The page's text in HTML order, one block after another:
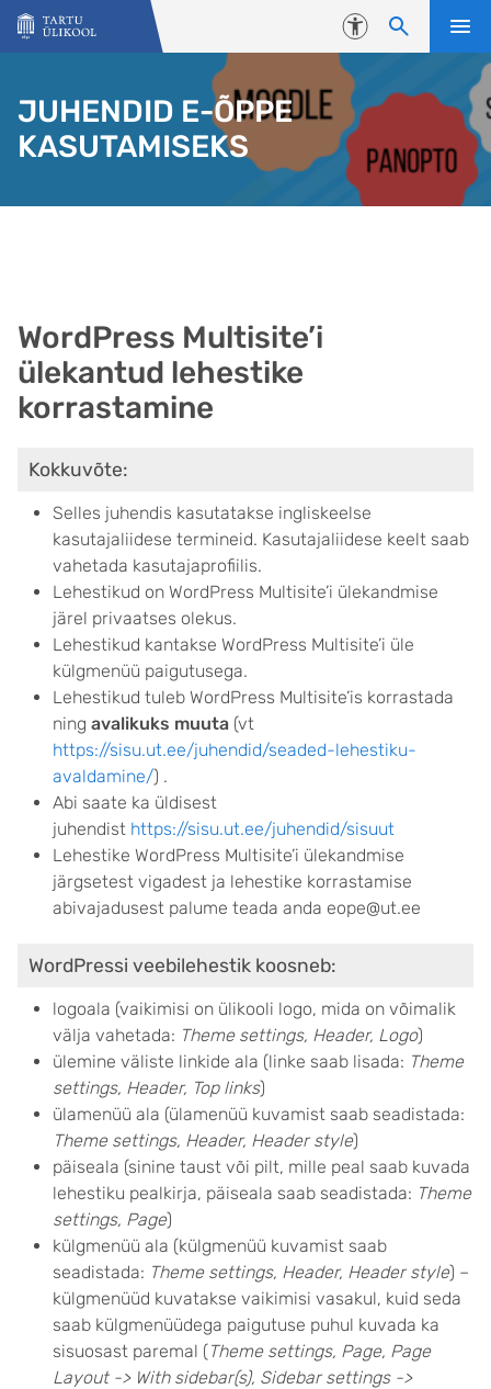
Liigu edasi põhisisu juurde
Juurdepääsetavus
JUHENDID E-ÕPPE
KASUTAMISEKS
WordPress Multisite’i
ülekantud lehestike
korrastamine
Kokkuvõte:
Selles juhendis kasutatakse ingliskeelse
kasutajaliidese termineid. Kasutajaliidese keelt saab
vahetada kasutajaprofiilis.
Lehestikud on WordPress Multisite’i ülekandmise
järel privaatses olekus.
Lehestikud kantakse WordPress Multisite’i üle
külgmenüü paigutusega.
Lehestikud tuleb WordPress Multisite’is korrastada
ning avalikuks muuta (vt
https://sisu.ut.ee/juhendid/seaded-lehestiku-
avaldamine/) .
Abi saate ka üldisest
juhendist https://sisu.ut.ee/juhendid/sisuut
Lehestike WordPress Multisite’i ülekandmise
järgsetest vigadest ja lehestike korrastamise
abivajadusest palume teada anda eope@ut.ee
WordPressi veebilehestik koosneb:
logoala (vaikimisi on ülikooli logo, mida on võimalik
välja vahetada: Theme settings, Header, Logo)
ülemine väliste linkide ala (linke saab lisada: Theme
settings, Header, Top links)
ülamenüü ala (ülamenüü kuvamist saab seadistada:
Theme settings, Header, Header style)
päiseala (sinine taust või pilt, mille peal saab kuvada
lehestiku pealkirja, päiseala saab seadistada: Theme
settings, Page)
külgmenüü ala (külgmenüü kuvamist saab
seadistada: Theme settings, Header, Header style) –
külgmenüüd kuvatakse vaikimisi vasakul, kuid seda
saab külgmenüüdega paigutuse puhul kuvada ka
sisuosast paremal (Theme settings, Page, Page
Layout -> With sidebar(s), Sidebar settings ->